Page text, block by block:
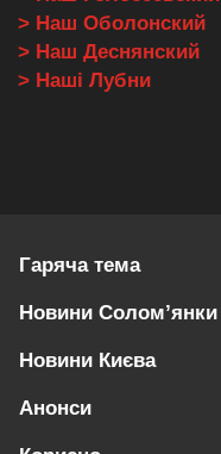
> Наш Оболонский
> Наш Деснянский
> Наші Лубни
Гаряча тема
Новини Солом’янки
Новини Києва
Анонси